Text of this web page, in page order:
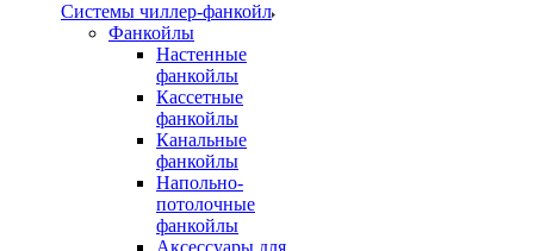
Системы чиллер-фанкойл
Фанкойлы
Настенные
фанкойлы
Кассетные
фанкойлы
Канальные
фанкойлы
Напольно-
потолочные
фанкойлы
Аксессуары для